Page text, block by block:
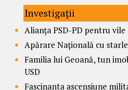
Investigații
Alianța PSD-PD pentru
Apărare Națională cu
Familia lui Geoană, tun
USD
Fascinanta ascensiune